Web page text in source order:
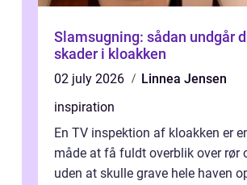
Slamsugning: sådan undgår
skader i kloakken
02 july 2026
Linnea Jensen
inspiration
En TV inspektion af kloakken er
måde at få fuldt overblik over rør
uden at skulle grave hele haven